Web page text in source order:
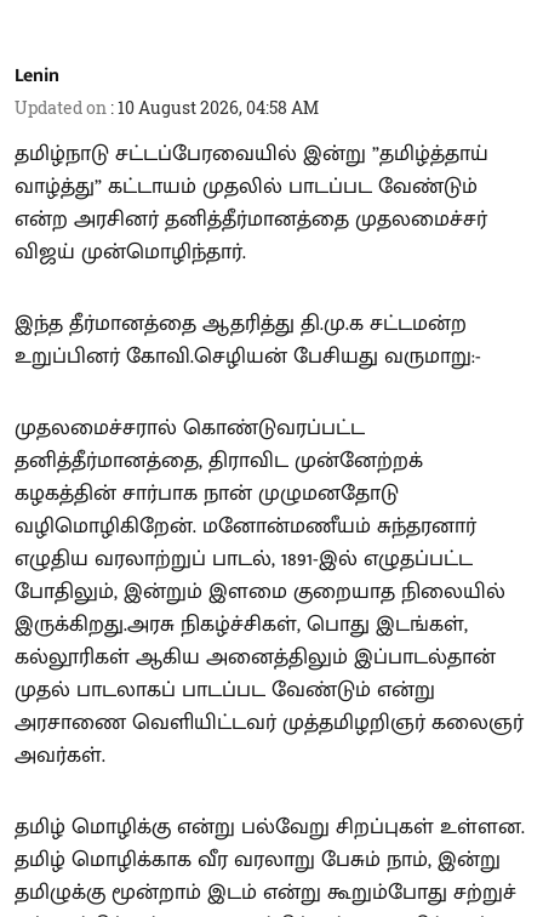
Lenin
Updated on :10 August 2026, 04:58 AM
தமிழ்நாடு சட்டப்பேரவையில் இன்று ”தமிழ்த்தாய்
வாழ்த்து” கட்டாயம் முதலில் பாடப்பட வேண்டும்
என்ற அரசினர் தனித்தீர்மானத்தை முதலமைச்சர்
விஜய் முன்மொழிந்தார்.
இந்த தீர்மானத்தை ஆதரித்து தி.மு.க சட்டமன்ற
உறுப்பினர் கோவி.செழியன் பேசியது வருமாறு:-
முதலமைச்சரால் கொண்டுவரப்பட்ட
தனித்தீர்மானத்தை, திராவிட முன்னேற்றக்
கழகத்தின் சார்பாக நான் முழுமனதோடு
வழிமொழிகிறேன். மனோன்மணீயம் சுந்தரனார்
எழுதிய வரலாற்றுப் பாடல், 1891-இல் எழுதப்பட்ட
போதிலும், இன்றும் இளமை குறையாத நிலையில்
இருக்கிறது.அரசு நிகழ்ச்சிகள், பொது இடங்கள்,
கல்லூரிகள் ஆகிய அனைத்திலும் இப்பாடல்தான்
முதல் பாடலாகப் பாடப்பட வேண்டும் என்று
அரசாணை வெளியிட்டவர் முத்தமிழறிஞர் கலைஞர்
அவர்கள்.
தமிழ் மொழிக்கு என்று பல்வேறு சிறப்புகள் உள்ளன.
தமிழ் மொழிக்காக வீர வரலாறு பேசும் நாம், இன்று
தமிழுக்கு மூன்றாம் இடம் என்று கூறும்போது சற்றுச்